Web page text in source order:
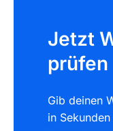
Jetzt
prüfen
Gib deinen
in